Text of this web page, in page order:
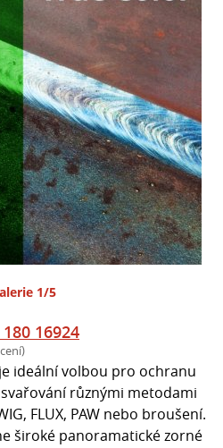
1/5
16924
ideální volbou pro ochranu
různými metodami
FLUX, PAW nebo broušení.
široké panoramatické zorné